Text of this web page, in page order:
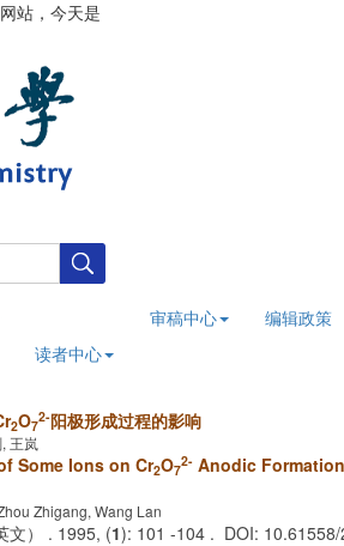
站，今天是
读者中心
审稿中心 编辑政策
2O7
2-阳极形成过程的影响
王岚
Some Ions on Cr2O7
2- Anodic
Zhigang, Wang Lan
文） . 1995, (1): 101 -104 . DOI: